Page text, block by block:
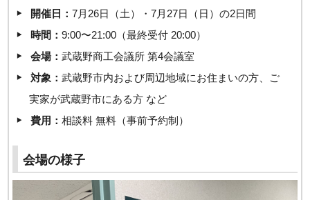
開催日： 7月26日（土）・7月27日（日）の2日間
時間： 9:00〜21:00（最終受付 20:00）
会場： 武蔵野商工会議所 第4会議室
対象： 武蔵野市内および周辺地域にお住まいの方、ご
実家が武蔵野市にある方 など
費用： 相談料 無料（事前予約制）
会場の様子